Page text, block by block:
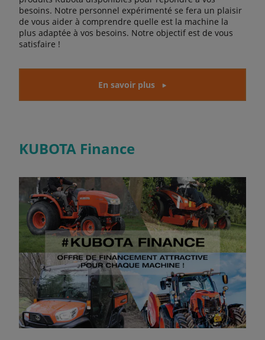
besoins. Notre personnel expérimenté se fera un plaisir
de vous aider à comprendre quelle est la machine la
plus adaptée à vos besoins. Notre objectif est de vous
satisfaire !
En savoir plus
KUBOTA Finance